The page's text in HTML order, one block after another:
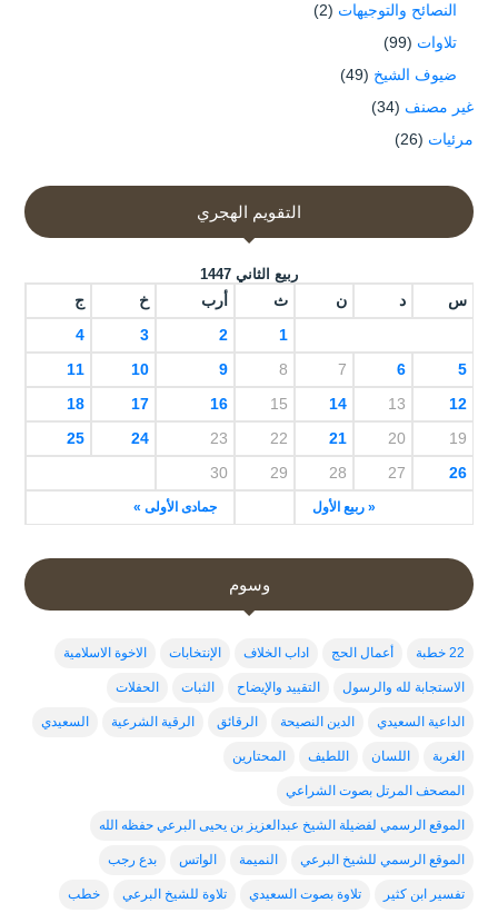
النصائح والتوجيهات (2)
تلاوات (99)
ضيوف الشيخ (49)
غير مصنف (34)
مرئيات (26)
التقويم الهجري
ربيع الثاني 1447
س د ن ث أرب خ ج
« ربيع الأول جمادى الأولى »
1
2
3
4
5
6
7
8
9
10
11
12
13
14
15
16
17
18
19
20
21
22
23
24
25
26
27
28
29
30
وسوم
22 خطبة أعمال الحج اداب الخلاف الإنتخابات الاخوة الاسلامية
الاستجابة لله والرسول التقييد والإيضاح الثبات الحفلات
الداعية السعيدي الدين النصيحة الرقائق الرقية الشرعية السعيدي
الغربة اللسان اللطيف المحتارين
المصحف المرتل بصوت الشراعي
الموقع الرسمي لفضيلة الشيخ عبدالعزيز بن يحيى البرعي حفظه الله
الموقع الرسمي للشيخ البرعي النميمة الواتس بدع رجب
تفسير ابن كثير تلاوة بصوت السعيدي تلاوة للشيخ البرعي خطب